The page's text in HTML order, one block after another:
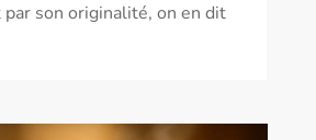
son originalité, on en dit